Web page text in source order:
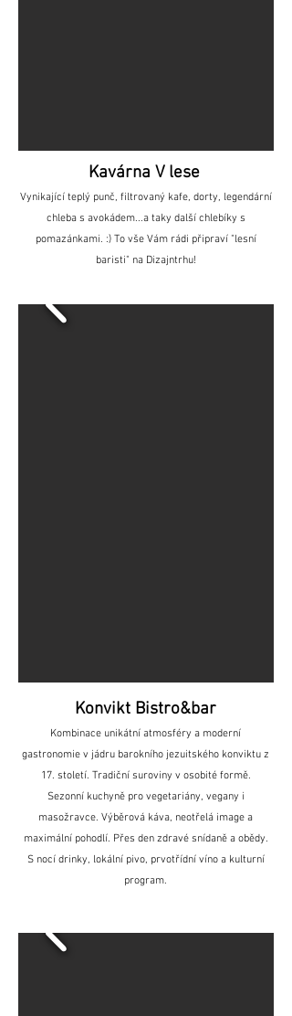
Kavárna V lese
Vynikající teplý punč, filtrovaný kafe, dorty, legendární
chleba s avokádem...a taky další chlebíky s
pomazánkami. :) To vše Vám rádi připraví "lesní
baristi" na Dizajntrhu!
Konvikt Bistro&bar
Kombinace unikátní atmosféry a moderní
gastronomie v jádru barokního jezuitského konviktu z
17. století. Tradiční suroviny v osobité formě.
Sezonní kuchyně pro vegetariány, vegany i
masožravce. Výběrová káva, neotřelá image a
maximální pohodlí. Přes den zdravé snídaně a obědy.
S nocí drinky, lokální pivo, prvotřídní víno a kulturní
program.